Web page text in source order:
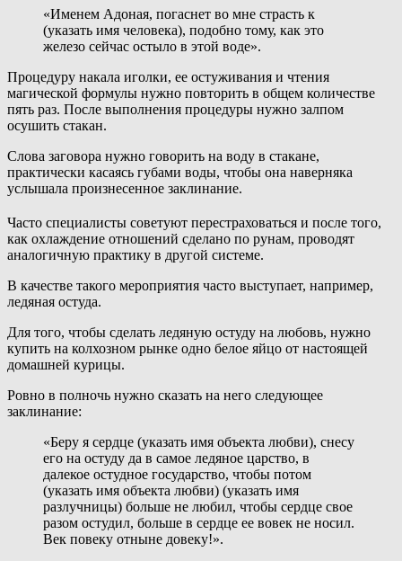
«Именем Адоная, погаснет во мне страсть к
(указать имя человека), подобно тому, как это
железо сейчас остыло в этой воде».
Процедуру накала иголки, ее остуживания и чтения
магической формулы нужно повторить в общем количестве
пять раз. После выполнения процедуры нужно залпом
осушить стакан.
Слова заговора нужно говорить на воду в стакане,
практически касаясь губами воды, чтобы она наверняка
услышала произнесенное заклинание.
Часто специалисты советуют перестраховаться и после того,
как охлаждение отношений сделано по рунам, проводят
аналогичную практику в другой системе.
В качестве такого мероприятия часто выступает, например,
ледяная остуда.
Для того, чтобы сделать ледяную остуду на любовь, нужно
купить на колхозном рынке одно белое яйцо от настоящей
домашней курицы.
Ровно в полночь нужно сказать на него следующее
заклинание:
«Беру я сердце (указать имя объекта любви), снесу
его на остуду да в самое ледяное царство, в
далекое остудное государство, чтобы потом
(указать имя объекта любви) (указать имя
разлучницы) больше не любил, чтобы сердце свое
разом остудил, больше в сердце ее вовек не носил.
Век повеку отныне довеку!».